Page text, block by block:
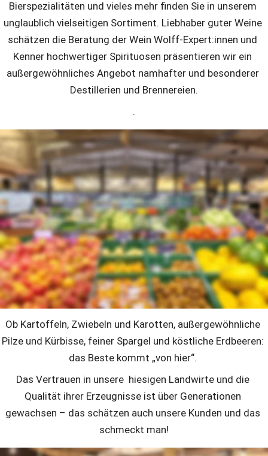
Bierspezialitäten und vieles mehr finden Sie in unserem
unglaublich vielseitigen Sortiment. Liebhaber guter Weine
schätzen die Beratung der Wein Wolff-Expert:innen und
Kenner hochwertiger Spirituosen präsentieren wir ein
außergewöhnliches Angebot namhafter und besonderer
Destillerien und Brennereien.
.
Obst + Gemüse bei multi
Echte Wochenmarkt-Atmosphäre mit liebevoll
präsentierter Produkte erwartet Sie in unseren Obst und
Gemüseabteilungen. Unsere Frische-Expert:innen
versorgen Sie täglich mit einer Vielfalt hochwertigster
Früchte aus aller Welt – direkt aus dem Hamburger
Überseehafen und mit allem, was unsere Region saisonal
zu bieten hat.
Ob Kartoffeln, Zwiebeln und Karotten, außergewöhnliche
Pilze und Kürbisse, feiner Spargel und köstliche Erdbeeren:
das Beste kommt „von hier“.
Das Vertrauen in unsere  hiesigen Landwirte und die
Qualität ihrer Erzeugnisse ist über Generationen
gewachsen – das schätzen auch unsere Kunden und das
schmeckt man!